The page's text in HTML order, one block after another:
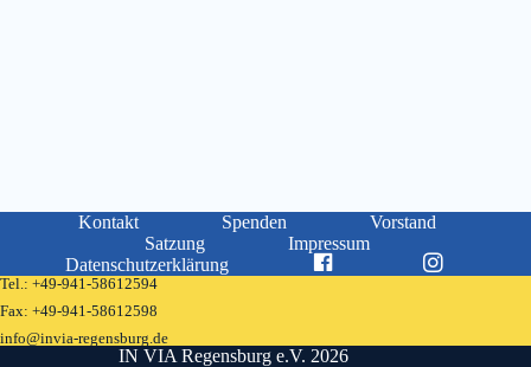
Kontakt Spenden
Vorstand
Satzung
Impressum
Datenschutzerklärung
Tel.: +49-941-58612594
Fax: +49-941-58612598
info@invia-regensburg.de
IN VIA Regensburg e.V. 2026